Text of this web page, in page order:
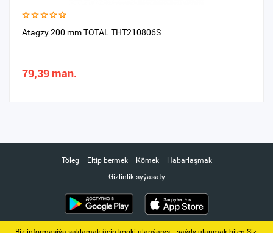
Atagzy 200 mm TOTAL THT210806S
79,39 man.
Töleg Eltip bermek Kömek
Habarlaşmak
Gizlinlik syýasaty